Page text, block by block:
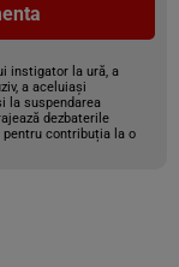
instigator la ură, a
a aceluiași
la suspendarea
dezbaterile
contribuția la o